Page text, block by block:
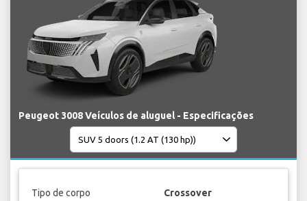
Peugeot 3008 Veículos de aluguel - Especificações
Tipo de corpo Crossover